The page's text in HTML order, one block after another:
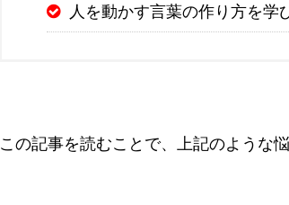
人を動かす言葉の作り方を学
この記事を読むことで、上記のような